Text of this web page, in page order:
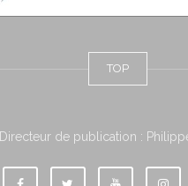
TOP
Directeur de publication : Philippe